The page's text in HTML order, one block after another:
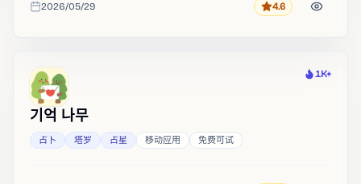
收录时间
2026/05/29 评分4.6
热度
1K+
기억 나무
占卜 塔罗 占星 移动应用 免费可试